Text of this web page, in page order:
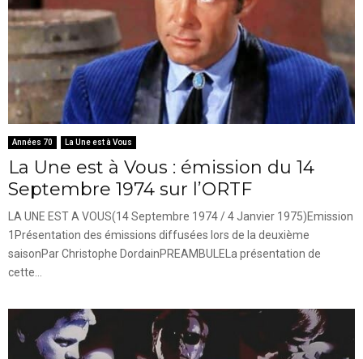
Années 70 La Une est à Vous
La Une est à Vous : émission du 14
Septembre 1974 sur l’ORTF
LA UNE EST A VOUS(14 Septembre 1974 / 4 Janvier 1975)Emission
1Présentation des émissions diffusées lors de la deuxième
saisonPar Christophe DordainPREAMBULELa présentation de
cette...